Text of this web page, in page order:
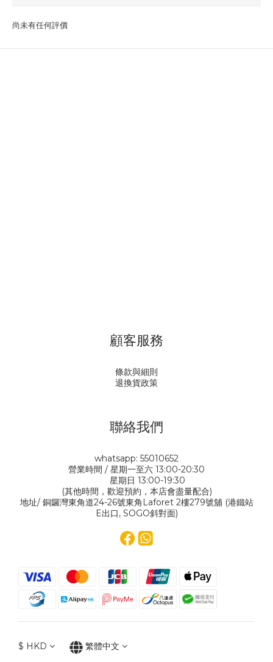
尚未有任何評價
顧客服務
條款與細則
退換貨政策
聯絡我們
whatsapp: 55010652
營業時間 / 星期一至六 13:00-20:30
星期日 13:00-19:30
(其他時間，歡迎預約，本店會盡量配合)
地址/ 銅鑼灣東角道24-26號東角Laforet 2樓279號舖 (港鐵站
E出口, SOGO斜對面)
$ HKD 繁體中文